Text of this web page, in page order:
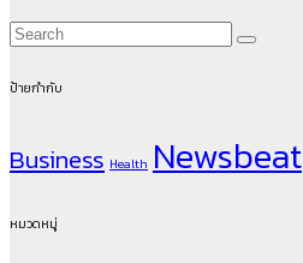
ป้ายกำกับ
Business Health Newsbeat
หมวดหมู่